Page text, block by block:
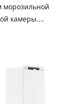
камеры....